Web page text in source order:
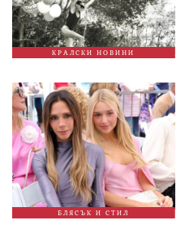
КРАЛСКИ НОВИНИ
БЛЯСЪК И СТИЛ